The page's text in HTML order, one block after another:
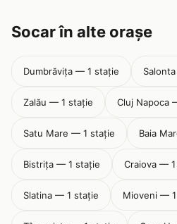
Socar în alte orașe
Dumbrăviţa — 1 stație
Zalău — 1 stație Cluj Napoca
Satu Mare — 1 stație Baia
Bistriţa — 1 stație Craiova —
Slatina — 1 stație Mioveni —